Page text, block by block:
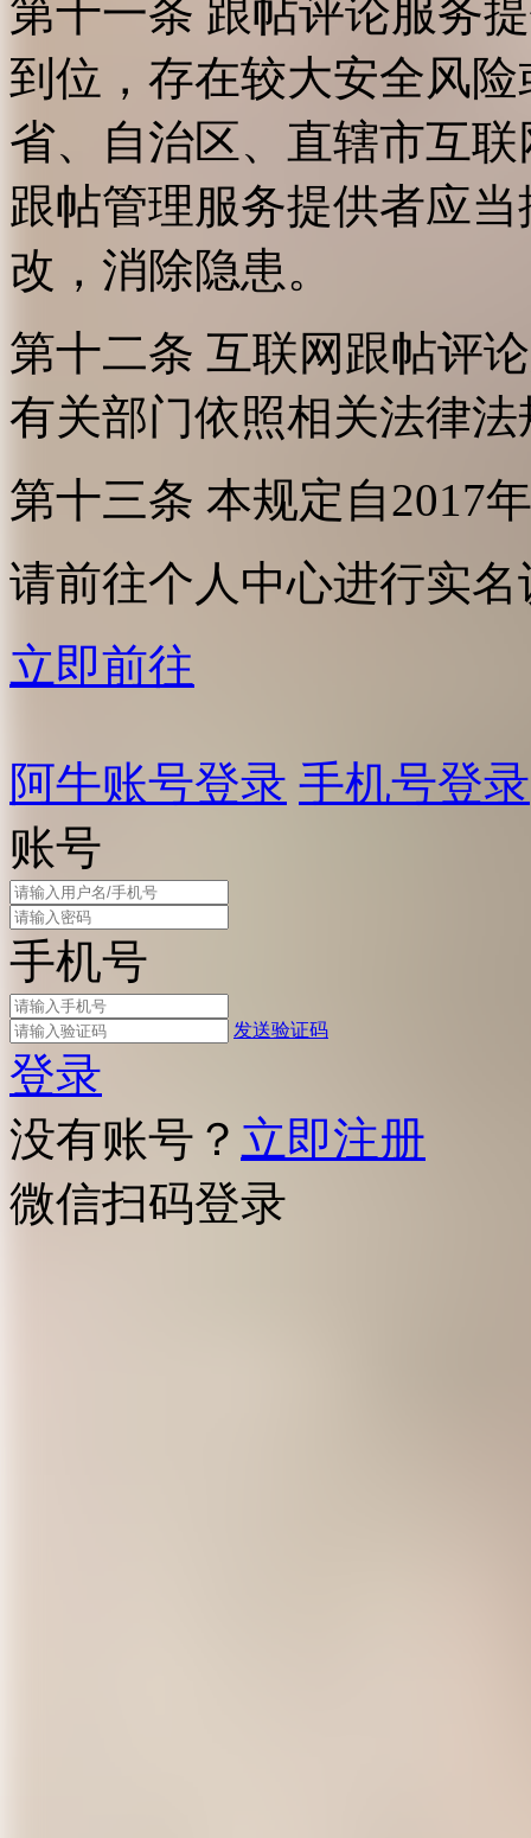
第十一条 跟帖评论服务
到位，存在较大安全风
省、自治区、直辖市互
跟帖管理服务提供者应
改，消除隐患。
第十二条 互联网跟帖评
有关部门依照相关法律
第十三条 本规定自2017
请前往个人中心进行实名
立即前往
阿牛账号登录 手机号登录
账号
手机号
发送验证码
登录
没有账号？ 立即注册
微信扫码登录